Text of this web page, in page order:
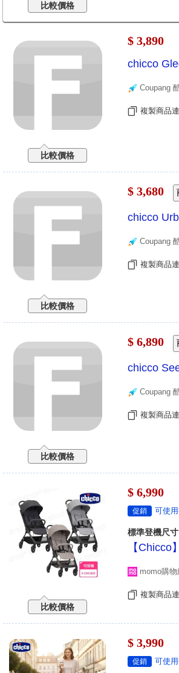
比較價格
比較價格
$ 3,890
chicco
Coupang
複製商品
比較價格
$ 3,680
chicco
Coupang
複製商品
比較價格
$ 6,890
chicco
Coupang
複製商品
比較價格
$ 6,990
促銷 可使
標準登機尺
【
momo購物
複製商品
$ 3,990
促銷 可使